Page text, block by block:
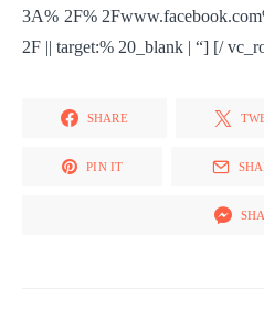
3A% 2F%
2F || target:% 20_blank | “] [/
SHARE
PIN IT